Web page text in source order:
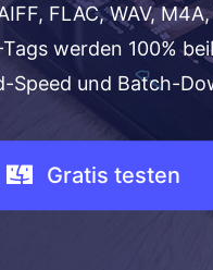
FLAC, WAV,
werden 100%
Speed und Batch-
Gratis testen